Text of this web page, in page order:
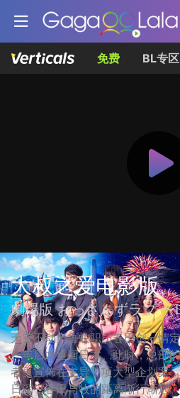
免费 BL专区
大叔之爱电影版
劇場版 おっさんずラブ 〜
天空不动产鲁蛇职员春田创一情
一年后才重回日本。此时，总部
者更宣佈在主导一项大型企划案
日深，春田与牧的距离渐行渐远